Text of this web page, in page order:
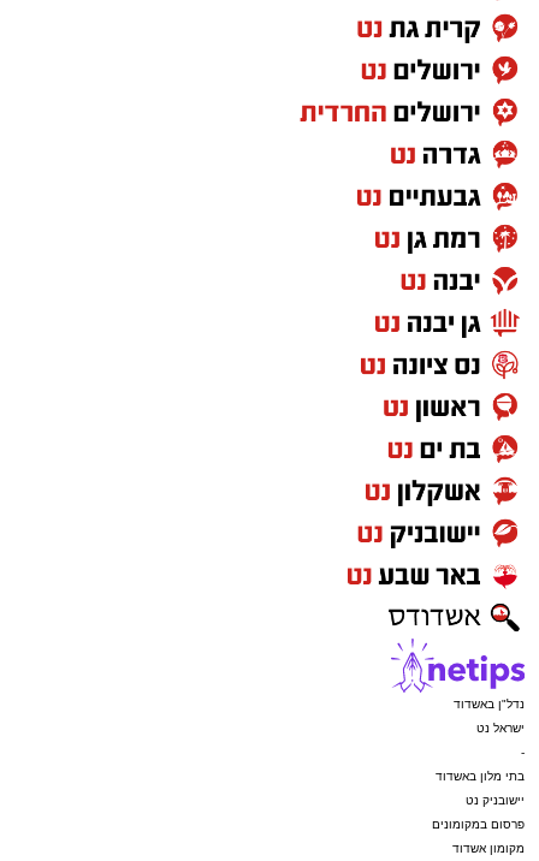
נדל"ן באשדוד
ישראל נט
-
בתי מלון באשדוד
יישובניק נט
פרסום במקומונים
מקומון אשדוד